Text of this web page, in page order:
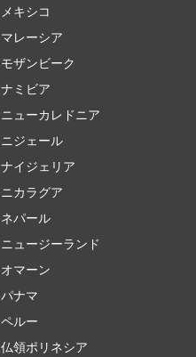
メキシコ
マレーシア
モザンビーク
ナミビア
ニューカレドニア
ニジェール
ナイジェリア
ニカラグア
ネパール
ニュージーランド
オマーン
パナマ
ペルー
仏領ポリネシア